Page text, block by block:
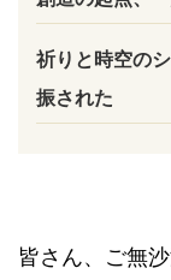
祈りと時空の
振された
皆さん、ご無